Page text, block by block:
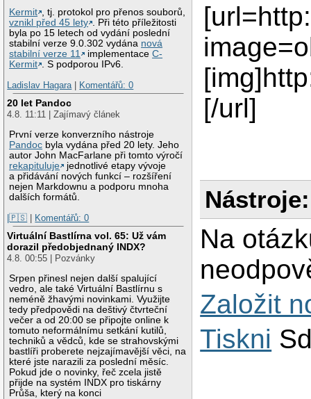
Kermit , tj. protokol pro přenos souborů,
vznikl před 45 lety . Při této příležitosti
byla po 15 letech od vydání poslední
stabilní verze 9.0.302 vydána nová
stabilní verze 11
implementaceC-
Kermit . S podporou IPv6.
Ladislav Hagara | Komentářů: 0
20 let Pandoc
4.8. 11:11 | Zajímavý článek
První verze konverzního nástroje
Pandoc byla vydána před 20 lety. Jeho
autor John MacFarlane při tomto výročí
rekapituluje
jednotlivé etapy vývoje
a přidávání nových funkcí – rozšíření
nejen Markdownu a podporu mnoha
dalších formátů.
|🇵🇸 | Komentářů: 0
Virtuální Bastlírna vol. 65: Už vám
dorazil předobjednaný INDX?
4.8. 00:55 | Pozvánky
Srpen přinesl nejen další spalující
vedro, ale také Virtuální Bastlírnu s
neméně žhavými novinkami. Využijte
tedy předpovědi na deštivý čtvrteční
večer a od 20:00 se připojte online k
tomuto neformálnímu setkání kutilů,
techniků a vědců, kde se strahovskými
bastlíři proberete nejzajímavější věci, na
které jste narazili za poslední měsíc.
Pokud jde o novinky, řeč zcela jistě
přijde na systém INDX pro tiskárny
Průša, který na konci
[/url]
Nástroje:
Na
Založit
Tiskni